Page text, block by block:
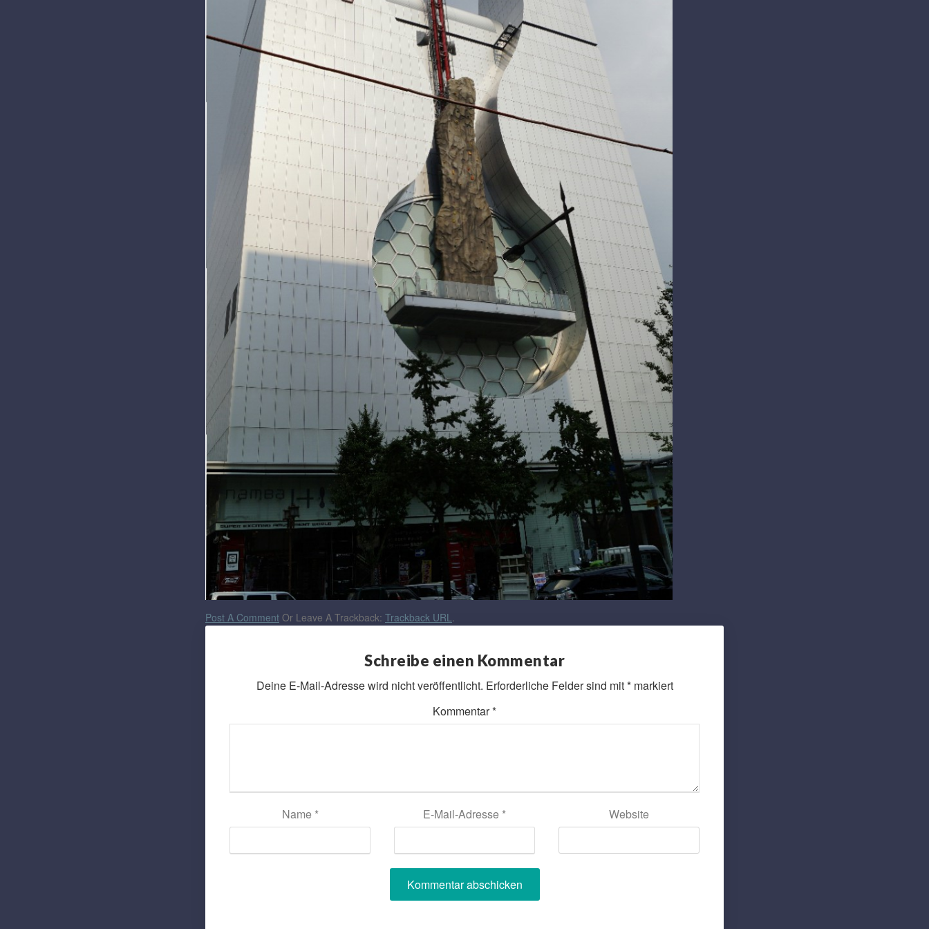
Post A Comment Or Leave A Trackback: Trackback URL
Schreibe einen Kommentar
Deine E-Mail-Adresse wird nicht veröffentlicht. Erforderliche Felder sind mit*markiert
Kommentar*
Name * E-Mail-Adresse * Website